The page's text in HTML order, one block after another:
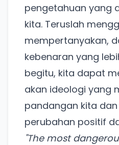
pengetahuan yang
kita. Teruslah
mempertanyakan,
kebenaran yang
begitu, kita dapat
akan ideologi yang
pandangan kita
perubahan positif
"The most
Coba
Lain